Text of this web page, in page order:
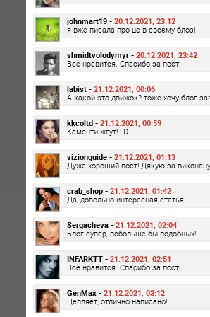
johnmart19 - 20.12.2021, 23:12
я вже писала про це в своєму блозі
shmidtvolodymyr - 20.12.2021, 23:42
Все нравится. Спасибо за пост!
labist - 21.12.2021, 00:06
А какой это движок? тоже хочу блог
kkcoltd - 21.12.2021, 00:59
Каменти жгут! :-D
vizionguide - 21.12.2021, 01:13
Дуже хороший пост! Дякую за
crab_shop - 21.12.2021, 01:42
Да, довольно интересная статья.
Sergacheva - 21.12.2021, 02:04
Блог супер, побольше бы подобных!
INFARKTT - 21.12.2021, 02:51
Все нравится. Спасибо за пост!
GenMax - 21.12.2021, 03:12
Цепляет, отлично написано!